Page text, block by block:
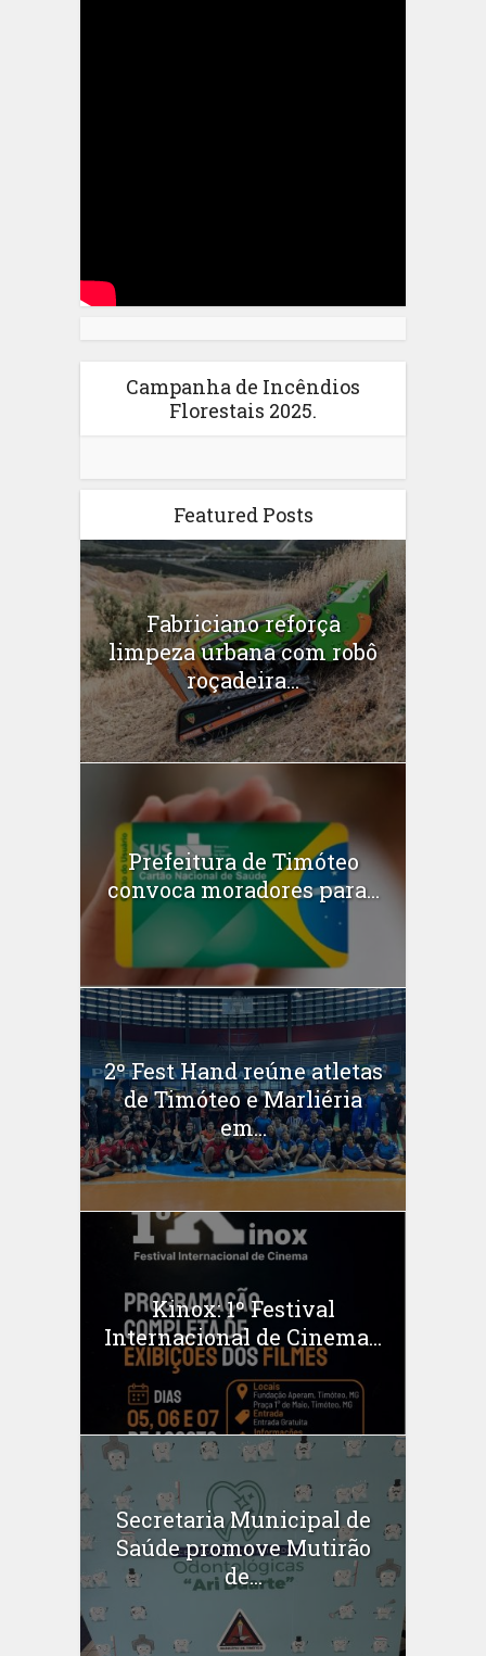
Campanha de Incêndios
Florestais 2025.
Featured Posts
Fabriciano reforça
limpeza urbana com robô
roçadeira...
Prefeitura de Timóteo
convoca moradores para...
2º Fest Hand reúne atletas
de Timóteo e Marliéria
em...
Kinox: 1º Festival
Internacional de Cinema...
Secretaria Municipal de
Saúde promove Mutirão
de...